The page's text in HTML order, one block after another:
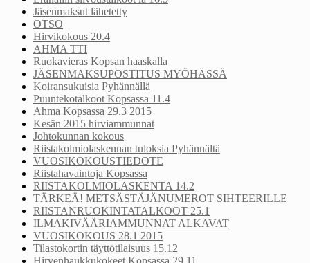
Jäsenmaksut lähetetty
OTSO
Hirvikokous 20.4
AHMA TTI
Ruokavieras Kopsan haaskalla
JÄSENMAKSUPOSTITUS MYÖHÄSSÄ
Koiransukuisia Pyhännällä
Puuntekotalkoot Kopsassa 11.4
Ahma Kopsassa 29.3 2015
Kesän 2015 hirviammunnat
Johtokunnan kokous
Riistakolmiolaskennan tuloksia Pyhännältä
VUOSIKOKOUSTIEDOTE
Riistahavaintoja Kopsassa
RIISTAKOLMIOLASKENTA 14.2
TÄRKEÄ! METSÄSTÄJÄNUMEROT SIHTEERILLE
RIISTANRUOKINTATALKOOT 25.1
ILMAKIVÄÄRIAMMUNNAT ALKAVAT
VUOSIKOKOUS 28.1 2015
Tilastokortin täyttötilaisuus 15.12
Hirvenhaukkukokeet Kopsassa 29.11